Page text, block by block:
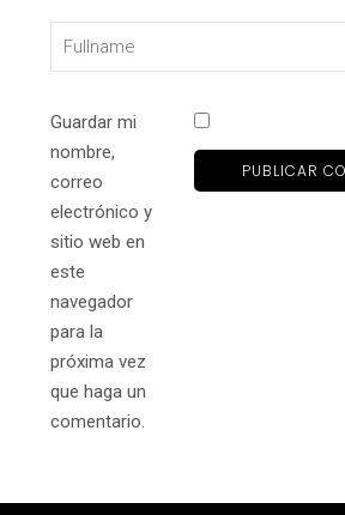
Guardar mi
nombre,
correo
electrónico y
sitio web en
este
navegador
para la
próxima vez
que haga un
comentario.